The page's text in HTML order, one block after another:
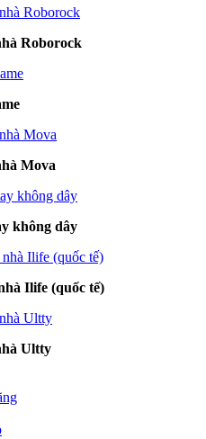
Roborock
Mova
không dây
Ilife (quốc tế)
Ultty